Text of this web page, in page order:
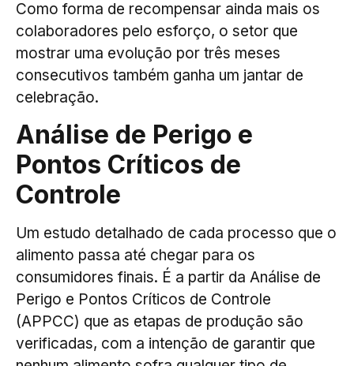
Como forma de recompensar ainda mais os
colaboradores pelo esforço, o setor que
mostrar uma evolução por três meses
consecutivos também ganha um jantar de
celebração.
Análise de Perigo e
Pontos Críticos de
Controle
Um estudo detalhado de cada processo que o
alimento passa até chegar para os
consumidores finais. É a partir da Análise de
Perigo e Pontos Críticos de Controle
(APPCC) que as etapas de produção são
verificadas, com a intenção de garantir que